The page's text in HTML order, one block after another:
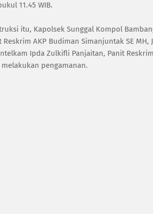
11.45 WIB.
itu, Kapolsek Sunggal Kompol
Reskrim AKP Budiman Simanjuntak SE
Ipda Zulkifli Panjaitan, Panit
pengamanan.